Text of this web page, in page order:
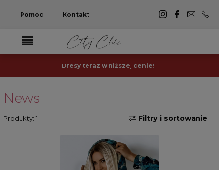
Pomoc Kontakt
Dresy teraz w niższej cenie!
News
Produkty: 1 Filtry i sortowanie